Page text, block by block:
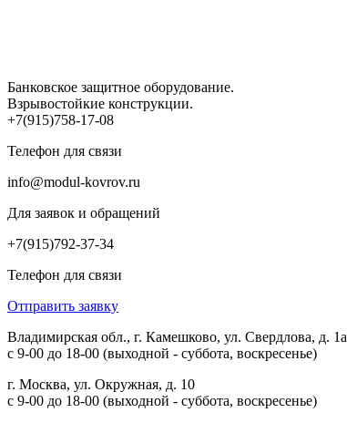
Банковское защитное оборудование.
Взрывостойкие конструкции.
+7(915)758-17-08
Телефон для связи
info@modul-kovrov.ru
Для заявок и обращений
+7(915)792-37-34
Телефон для связи
Отправить заявку
Владимирская обл., г. Камешково, ул. Свердлова, д. 1а
с 9-00 до 18-00 (выходной - суббота, воскресенье)
г. Москва, ул. Окружная, д. 10
с 9-00 до 18-00 (выходной - суббота, воскресенье)